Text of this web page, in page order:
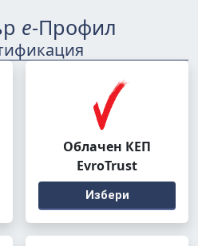
е-Профил
Облачен КЕП
EvroTrust
Избери